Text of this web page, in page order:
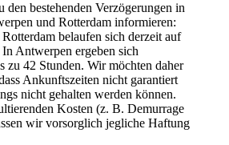
den bestehenden Verzögerungen in
und Rotterdam informieren:
belaufen sich derzeit auf
Antwerpen ergeben sich
zu 42 Stunden. Wir möchten daher
Ankunftszeiten nicht garantiert
nicht gehalten werden können.
Kosten (z. B. Demurrage
wir vorsorglich jegliche Haftung